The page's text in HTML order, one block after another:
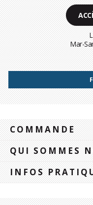
Mar-
COMMANDE
QUI SOMMES
INFOS